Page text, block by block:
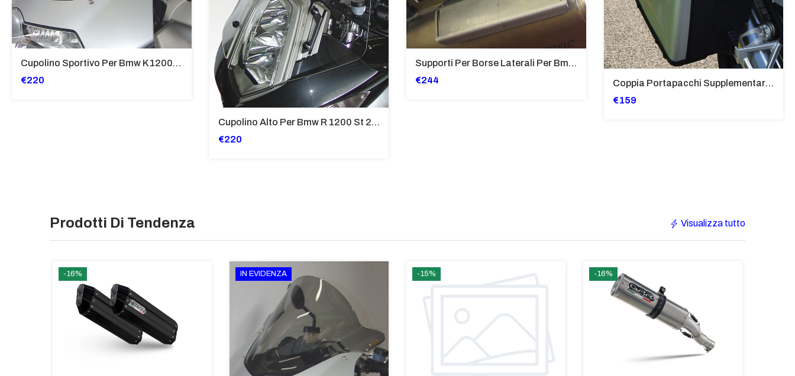
Cupolino Sportivo Per Bmw K 1200 R Sport 2005-07 TRASPARENTE - Sc967-T
€220
Cupolino Alto Per Bmw R 1200 St 2004 - 2007 TRASPARENTE - Sc950-T
€220
Supporti Per Borse Laterali Per Bmw Hp2 Megamoto 2007 - 2008 TRASPARENTE - Sb02-T
€244
Coppia Portapacchi Supplementare In Ferro Per Borse Modello “Vario” Bmw - PP29-R1250GS
€159
Prodotti Di Tendenza Visualizza tutto
-16% IN EVIDENZA -15% -16%